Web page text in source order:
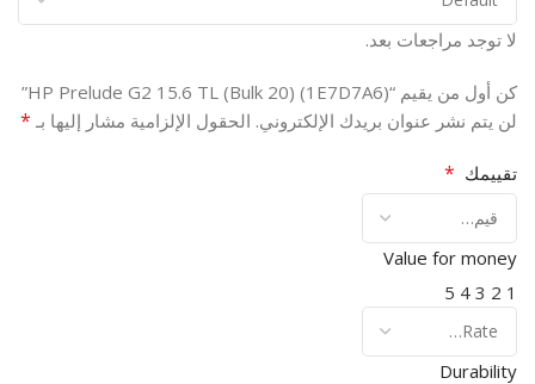
لا توجد مراجعات بعد.
كن أول من يقيم “HP Prelude G2 15.6 TL (Bulk 20) (1E7D7A6)”
لن يتم نشر عنوان بريدك الإلكتروني. الحقول الإلزامية مشار إليها بـ *
تقييمك *
Value for money
1
2
3
4
5
Durability